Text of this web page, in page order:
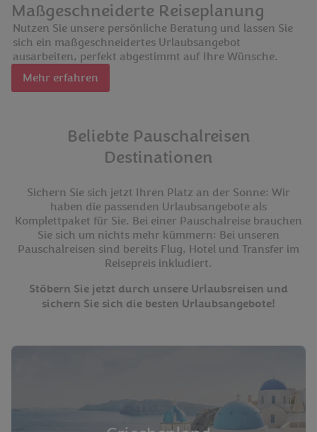
Maßgeschneiderte Reiseplanung
Nutzen Sie unsere persönliche Beratung und lassen Sie
sich ein maßgeschneidertes Urlaubsangebot
ausarbeiten, perfekt abgestimmt auf Ihre Wünsche.
Mehr erfahren
Beliebte Pauschalreisen
Destinationen
Sichern Sie sich jetzt Ihren Platz an der Sonne: Wir
haben die passenden Urlaubsangebote als
Komplettpaket für Sie. Bei einer Pauschalreise brauchen
Sie sich um nichts mehr kümmern: Bei unseren
Pauschalreisen sind bereits Flug, Hotel und Transfer im
Reisepreis inkludiert.
Stöbern Sie jetzt durch unsere Urlaubsreisen und
sichern Sie sich die besten Urlaubsangebote!